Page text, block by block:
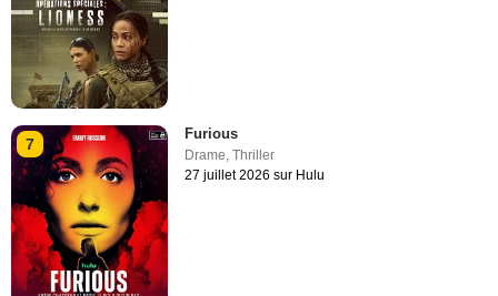
7
Furious
Drame,Thriller
27 juillet 2026 sur Hulu